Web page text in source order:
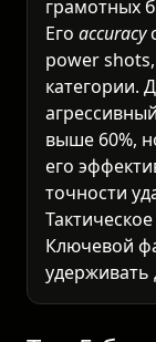
грамотных
Его accuracy
power
категории.
выше 60%,
его
точности
Ключевой
против